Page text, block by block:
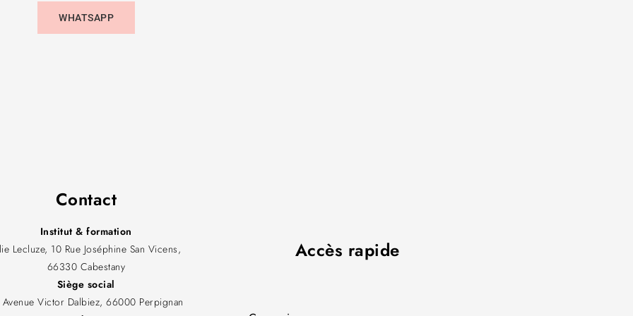
WHATSAPP
Contact
Institut & formation
Lecluze, 10 Rue Joséphine San Vicens,
66330 Cabestany
Siège social
Avenue Victor Dalbiez, 66000 Perpignan
Accès rapide